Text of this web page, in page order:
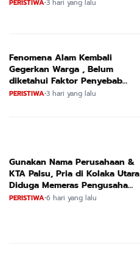
PERISTIWA•3 hari yang lalu
Fenomena Alam Kembali
Gegerkan Warga , Belum
diketahui Faktor Penyebab
Suara
PERISTIWA•3 hari yang lalu
Gunakan Nama Perusahaan &
KTA Palsu, Pria di Kolaka Utara
Diduga Memeras Pengusaha
Tambang dan Minyak
PERISTIWA•6 hari yang lalu